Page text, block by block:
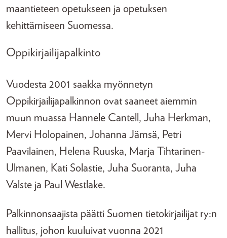
maantieteen opetukseen ja opetuksen
kehittämiseen Suomessa.
Oppikirjailijapalkinto
Vuodesta 2001 saakka myönnetyn
Oppikirjailijapalkinnon ovat saaneet aiemmin
muun muassa Hannele Cantell, Juha Herkman,
Mervi Holopainen, Johanna Jämsä, Petri
Paavilainen, Helena Ruuska, Marja Tihtarinen-
Ulmanen, Kati Solastie, Juha Suoranta, Juha
Valste ja Paul Westlake.
Palkinnonsaajista päätti Suomen tietokirjailijat ry:n
hallitus, johon kuuluivat vuonna 2021